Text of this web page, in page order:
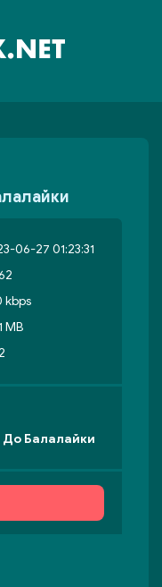
06-27 01:23:31
kbps
MB
До Балалайки